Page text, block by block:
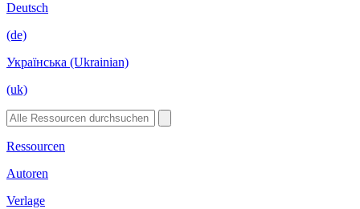
Deutsch
(de)
Українська (Ukrainian)
(uk)
Ressourcen
Autoren
Verlage